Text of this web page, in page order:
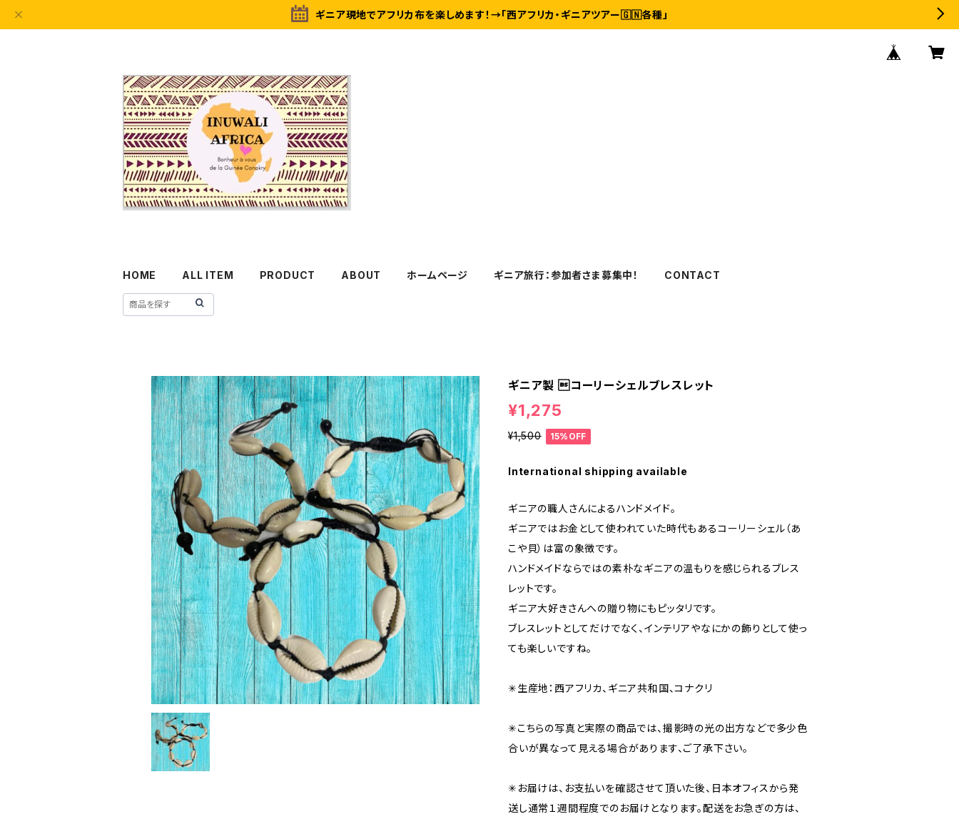
ギニア現地でアフリカ布を楽しめます！→「西アフリカ・ギニアツアー🇬🇳各種」
HOME ALL ITEM PRODUCT ABOUT ホームページ ギニア旅行：参加者さま募集中！ CONTACT
ギニア製 コーリーシェルブレスレット
¥1,275
¥1,500 15%OFF
International shipping available
ギニアの職人さんによるハンドメイド。
ギニアではお金として使われていた時代もあるコーリーシェル（あ
こや貝）は富の象徴です。
ハンドメイドならではの素朴なギニアの温もりを感じられるブレス
レットです。
ギニア大好きさんへの贈り物にもピッタリです。
ブレスレットとしてだけでなく、インテリアやなにかの飾りとして使っ
ても楽しいですね。
✳︎生産地：西アフリカ、ギニア共和国、コナクリ
✳︎こちらの写真と実際の商品では、撮影時の光の出方などで多少色
合いが異なって見える場合があります、ご了承下さい。
✳︎お届けは、お支払いを確認させて頂いた後、日本オフィスから発
送し通常１週間程度でのお届けとなります。配送をお急ぎの方は、